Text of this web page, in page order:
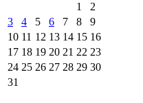
1
2
3
4 5 6 7 8
9
10 11 12 13 14 15 16
17 18 19 20 21 22 23
24 25 26 27 28 29 30
31